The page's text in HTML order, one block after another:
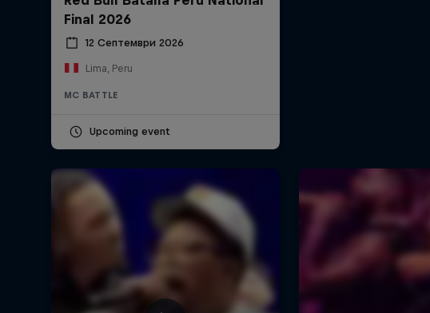
Final 2026
12 Септември 2026
Lima, Peru
MC BATTLE
Upcoming event